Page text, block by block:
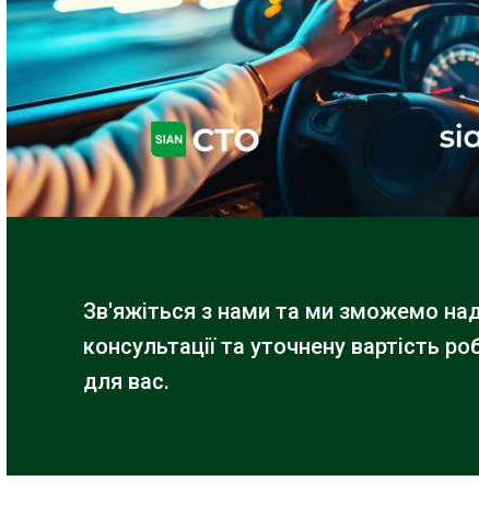
Зв'яжіться з нами та ми зможемо
консультації та уточнену вартість
для вас.